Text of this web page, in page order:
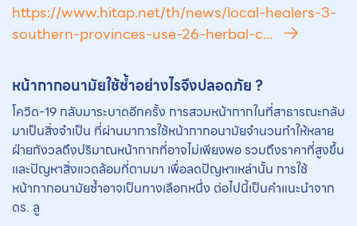
https://www.hitap.net/th/news/local-healers-3-
southern-provinces-use-26-herbal-c...
หน้ากากอนามัยใช้ซ้ำอย่างไรจึงปลอดภัย ?
โควิด-19 กลับมาระบาดอีกครั้ง การสวมหน้ากากในที่สาธารณะกลับ
มาเป็นสิ่งจำเป็น ที่ผ่านมาการใช้หน้ากากอนามัยจำนวนทำให้หลาย
ฝ่ายกังวลถึงปริมาณหน้ากากที่อาจไม่เพียงพอ รวมถึงราคาที่สูงขึ้น
และปัญหาสิ่งแวดล้อมที่ตามมา เพื่อลดปัญหาเหล่านั้น การใช้
หน้ากากอนามัยซ้ำอาจเป็นทางเลือกหนึ่ง ต่อไปนี้เป็นคำแนะนำจาก
ดร. ลู